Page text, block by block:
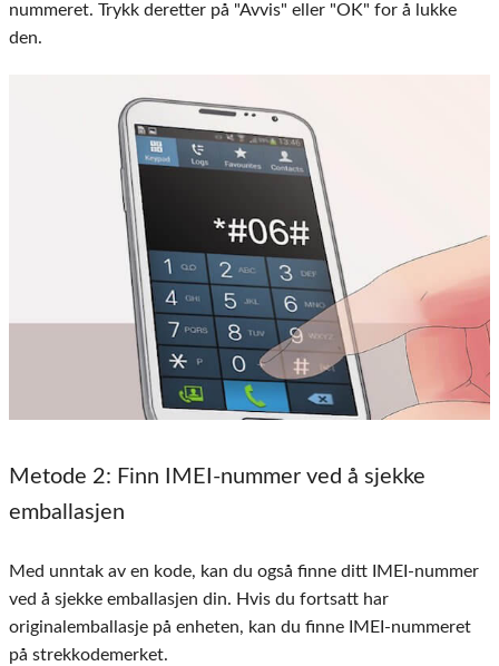
nummeret. Trykk deretter på "Avvis" eller "OK" for å lukke
den.
Metode 2: Finn IMEI-nummer ved å sjekke
emballasjen
Med unntak av en kode, kan du også finne ditt IMEI-nummer
ved å sjekke emballasjen din. Hvis du fortsatt har
originalemballasje på enheten, kan du finne IMEI-nummeret
på strekkodemerket.